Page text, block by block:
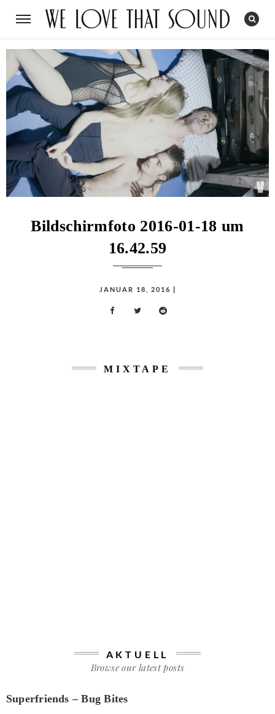
Bildschirmfoto 2016-01-18 um
16.42.59
JANUAR 18, 2016 |
MIXTAPE
AKTUELL
Browse our latest posts
Superfriends – Bug Bites